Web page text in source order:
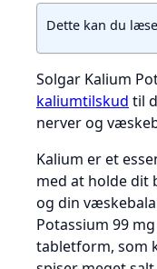
Dette kan du
Solgar Kalium
kaliumtilskud til
nerver og
Kalium er et
med at holde dit
og din
Potassium 99
tabletform, som